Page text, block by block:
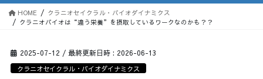
HOME
クラニオセイクラル・バイオダイナミクス
クラニオバイオは“違う栄養”を摂取しているワークなのかも？？
2025-07-12 / 最終更新日時 : 2026-06-13
クラニオセイクラル・バイオダイナミクス